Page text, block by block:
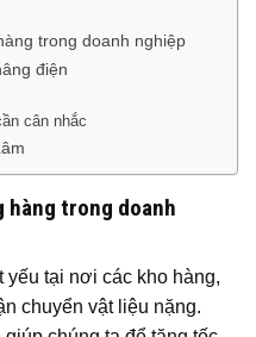
trong doanh nghiệp
điện
cân nhắc
hàng trong doanh
yếu tại nơi các kho hàng,
chuyển vật liệu nặng.